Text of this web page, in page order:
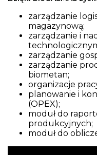
zarządzanie
magazynową;
zarządzanie i
zarządzanie
zarządzanie
biometan;
organizacje
planowanie i
(OPEX);
moduł do
produkcyjnych;
moduł do